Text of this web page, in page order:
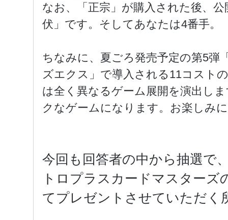
なお、「正宗」が購入された後、
伏」です。そしてあなたは4番手。
ちなみに、夏ごろ発売予定の第5弾
ズエクス」で導入される11コスト
は全く異なるゲーム展開を演出し
クなゲームになります。お楽しみ
今回も回答者の中から抽選で
トロプラスカードマスターズ
てプレゼントさせていただく